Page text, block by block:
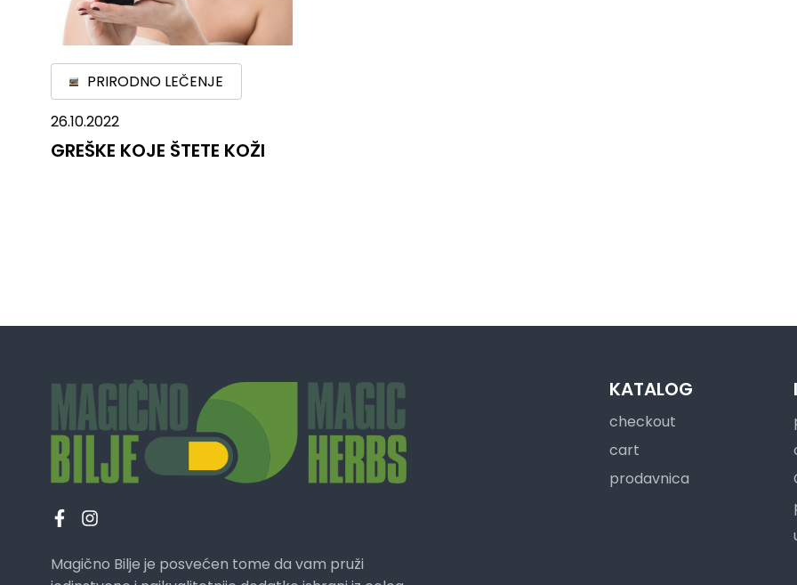
PRIRODNO LEČENJE
26.10.2022
GREŠKE KOJE ŠTETE KOŽI
Magično Bilje je posvećen tome da vam pruži
KATALOG
checkout
cart
prodavnica